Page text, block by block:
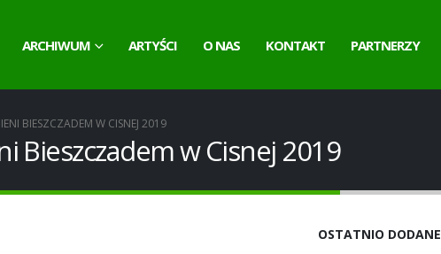
ARCHIWUM ARTYŚCI O NAS KONTAKT PARTNERZY
BIESZCZADEM W CISNEJ 2019
Bieszczadem w Cisnej 2019
OSTATNIO DODANE